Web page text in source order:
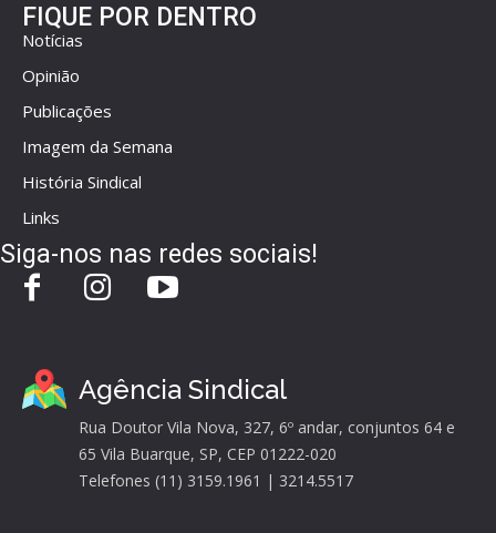
FIQUE POR DENTRO
Notícias
Opinião
Publicações
Imagem da Semana
História Sindical
Links
Siga-nos nas redes sociais!
Agência Sindical
Rua Doutor Vila Nova, 327, 6º andar, conjuntos 64 e
65 Vila Buarque, SP, CEP 01222-020
Telefones (11) 3159.1961 | 3214.5517